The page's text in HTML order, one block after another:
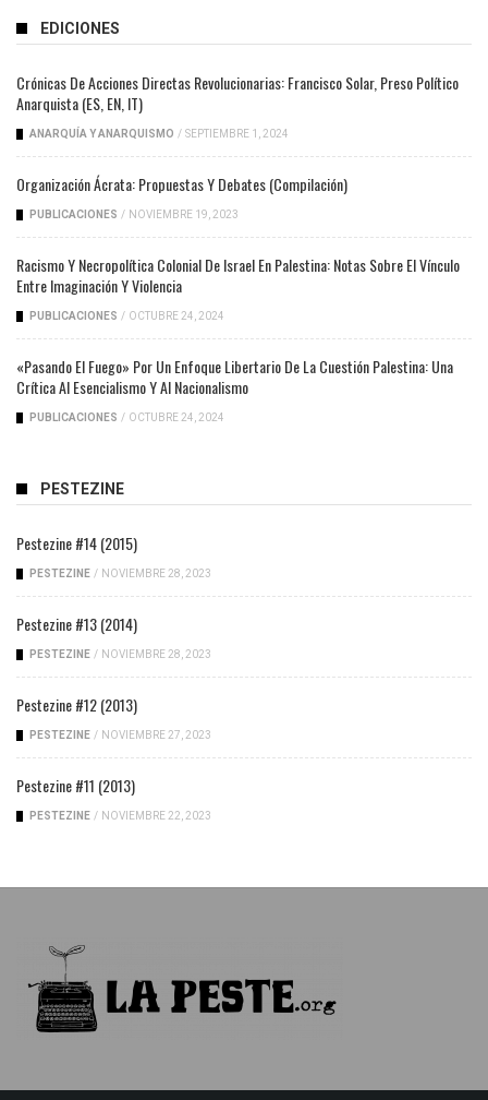
EDICIONES
Crónicas De Acciones Directas Revolucionarias: Francisco Solar, Preso Político
Anarquista (ES, EN, IT)
ANARQUÍA Y ANARQUISMO / SEPTIEMBRE 1, 2024
Organización Ácrata: Propuestas Y Debates (compilación)
PUBLICACIONES / NOVIEMBRE 19, 2023
Racismo Y Necropolítica Colonial De Israel En Palestina: Notas Sobre El Vínculo
Entre Imaginación Y Violencia
PUBLICACIONES / OCTUBRE 24, 2024
«Pasando El Fuego» Por Un Enfoque Libertario De La Cuestión Palestina: Una
Crítica Al Esencialismo Y Al Nacionalismo
PUBLICACIONES / OCTUBRE 24, 2024
PESTEZINE
Pestezine #14 (2015)
PESTEZINE / NOVIEMBRE 28, 2023
Pestezine #13 (2014)
PESTEZINE / NOVIEMBRE 28, 2023
Pestezine #12 (2013)
PESTEZINE / NOVIEMBRE 27, 2023
Pestezine #11 (2013)
PESTEZINE / NOVIEMBRE 22, 2023